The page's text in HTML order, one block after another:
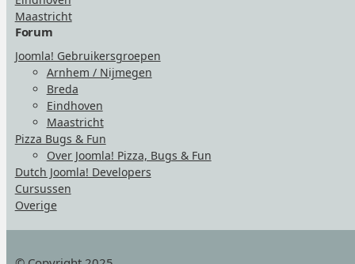
Maastricht
Forum
Joomla! Gebruikersgroepen
Arnhem / Nijmegen
Breda
Eindhoven
Maastricht
Pizza Bugs & Fun
Over Joomla! Pizza, Bugs & Fun
Dutch Joomla! Developers
Cursussen
Overige